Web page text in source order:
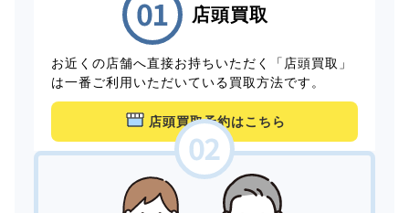
店頭買取
お近くの店舗へ直接お持ちいただく「店頭買取」
は一番ご利用いただいている買取方法です。
店頭買取予約はこちら